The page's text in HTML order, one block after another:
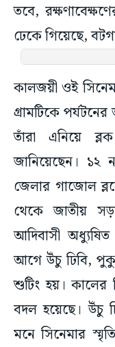
তবে,
ঢেকে গিয়েছে,
কালজয়ী ওই
গ্রামটিকে
তাঁরা এনিয়ে
জানিয়েছেন। ১২
জেলার গাজোল
থেকে জাতীয়
আদিবাসী
আগে উঁচু ঢিবি,
শুটিং হয়। কালের
বদল হয়েছে। উঁচু
মনে সিনেমার